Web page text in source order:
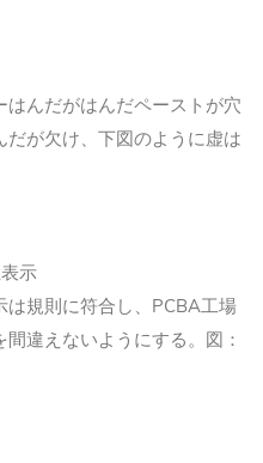
んだがはんだペーストが穴
が欠け、下図のように虚は
示
規則に符合し、PCBA工場
違えないようにする。図：